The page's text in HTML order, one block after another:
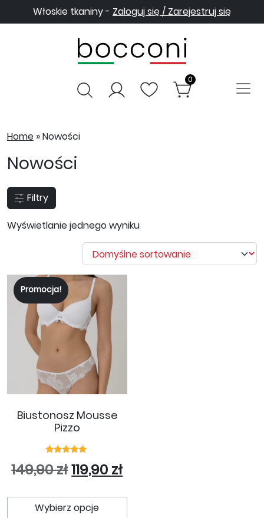
Włoskie tkaniny - Zaloguj się / Zarejestruj się
0
Home »Nowości
Nowości
Filtry
Wyświetlanie jednego wyniku
Promocja!
Biustonosz Mousse
Pizzo
5.00
na 5
149,90złPierwotna cena wynosiła:
119,90 złAktualna cena
Wybierz opcje
Ten produkt ma wiele